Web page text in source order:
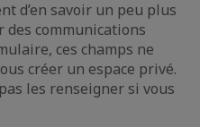
d’en savoir un peu plus
des communications
ces champs ne
créer un espace privé.
les renseigner si vous